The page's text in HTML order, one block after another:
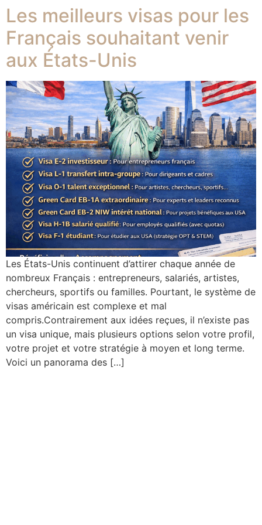
Les meilleurs visas pour les
Français souhaitant venir
aux États-Unis
Les États-Unis continuent d’attirer chaque année de
nombreux Français : entrepreneurs, salariés, artistes,
chercheurs, sportifs ou familles. Pourtant, le système de
visas américain est complexe et mal
compris.Contrairement aux idées reçues, il n’existe pas
un visa unique, mais plusieurs options selon votre profil,
votre projet et votre stratégie à moyen et long terme.
Voici un panorama des […]